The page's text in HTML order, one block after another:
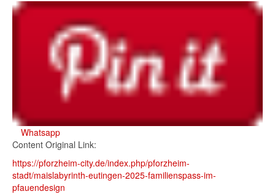
Whatsapp
Content Original Link:
https://pforzheim-city.de/index.php/pforzheim-
stadt/maislabyrinth-eutingen-2025-familienspass-im-
pfauendesign